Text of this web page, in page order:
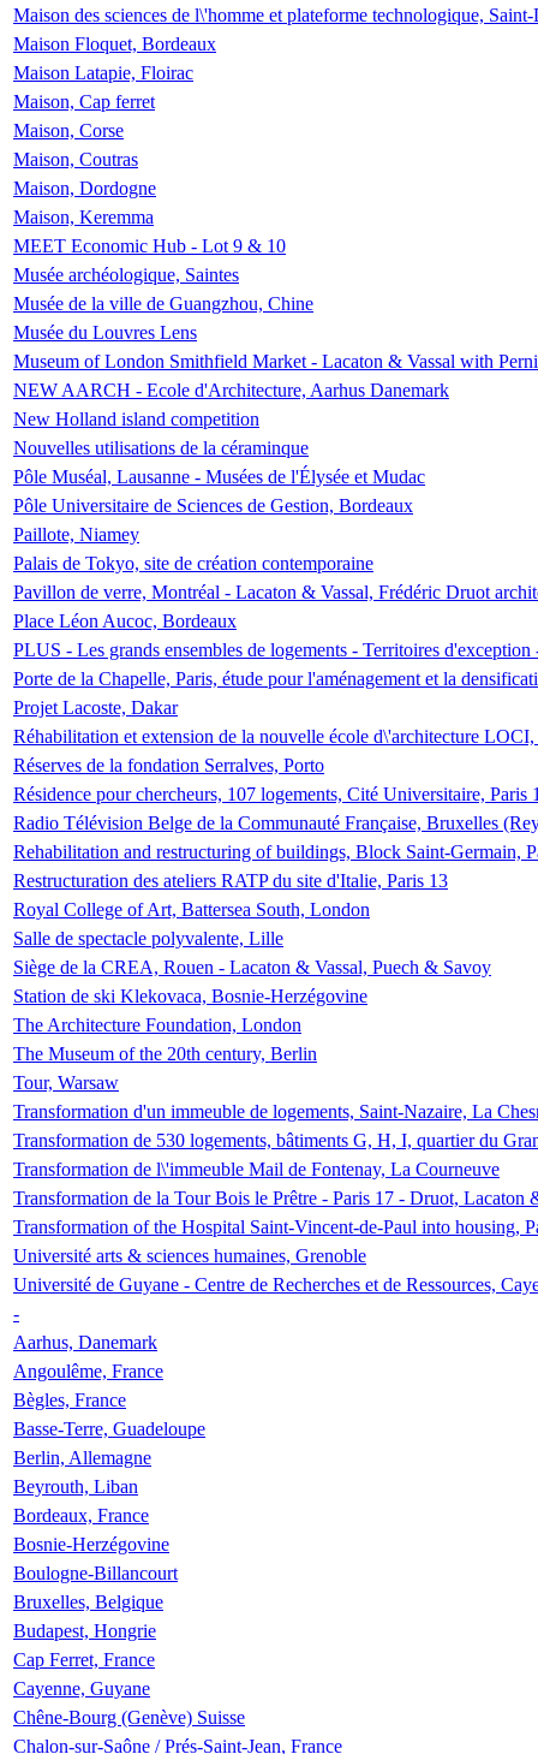
Maison des sciences de l\'homme et plateforme technologique,
Maison Floquet, Bordeaux
Maison Latapie, Floirac
Maison, Cap ferret
Maison, Corse
Maison, Coutras
Maison, Dordogne
Maison, Keremma
MEET Economic Hub - Lot 9 & 10
Musée archéologique, Saintes
Musée de la ville de Guangzhou, Chine
Musée du Louvres Lens
Museum of London Smithfield Market - Lacaton & Vassal with
NEW AARCH - Ecole d'Architecture, Aarhus Danemark
New Holland island competition
Nouvelles utilisations de la céraminque
Pôle Muséal, Lausanne - Musées de l'Élysée et Mudac
Pôle Universitaire de Sciences de Gestion, Bordeaux
Paillote, Niamey
Palais de Tokyo, site de création contemporaine
Pavillon de verre, Montréal - Lacaton & Vassal, Frédéric Druot
Place Léon Aucoc, Bordeaux
PLUS - Les grands ensembles de logements - Territoires
Porte de la Chapelle, Paris, étude pour l'aménagement et la
Projet Lacoste, Dakar
Réhabilitation et extension de la nouvelle école d\'architecture
Réserves de la fondation Serralves, Porto
Résidence pour chercheurs, 107 logements, Cité Universitaire, Paris
Radio Télévision Belge de la Communauté Française, Bruxelles
Rehabilitation and restructuring of buildings, Block Saint-Germain,
Restructuration des ateliers RATP du site d'Italie, Paris 13
Royal College of Art, Battersea South, London
Salle de spectacle polyvalente, Lille
Siège de la CREA, Rouen - Lacaton & Vassal, Puech & Savoy
Station de ski Klekovaca, Bosnie-Herzégovine
The Architecture Foundation, London
The Museum of the 20th century, Berlin
Tour, Warsaw
Transformation d'un immeuble de logements, Saint-Nazaire, La
Transformation de 530 logements, bâtiments G, H, I, quartier du
Transformation de l\'immeuble Mail de Fontenay, La Courneuve
Transformation de la Tour Bois le Prêtre - Paris 17 - Druot, Lacaton
Transformation of the Hospital Saint-Vincent-de-Paul into housing,
Université arts & sciences humaines, Grenoble
Université de Guyane - Centre de Recherches et de Ressources,
-
Aarhus, Danemark
Angoulême, France
Bègles, France
Basse-Terre, Guadeloupe
Berlin, Allemagne
Beyrouth, Liban
Bordeaux, France
Bosnie-Herzégovine
Boulogne-Billancourt
Bruxelles, Belgique
Budapest, Hongrie
Cap Ferret, France
Cayenne, Guyane
Chêne-Bourg (Genève) Suisse
Chalon-sur-Saône / Prés-Saint-Jean, France